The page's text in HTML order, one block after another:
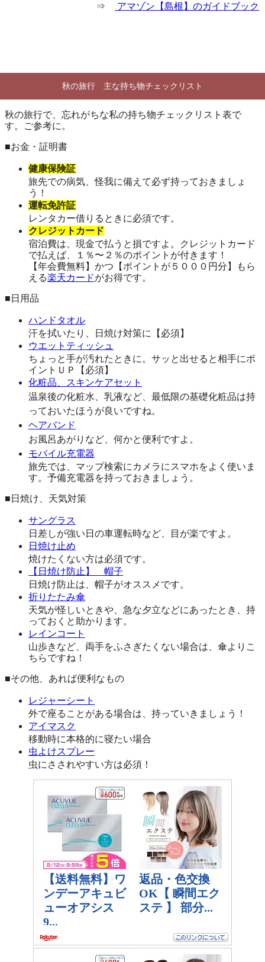
⇒ アマゾン【島根】のガイドブック
秋の旅行 主な持ち物チェックリスト
秋の旅行で、忘れがちな私の持ち物チェックリスト表で
す。ご参考に。
■お金・証明書
健康保険証
旅先での病気、怪我に備えて必ず持っておきましょ
う！
運転免許証
レンタカー借りるときに必須です。
クレジットカード
宿泊費は、現金で払うと損ですよ。クレジットカード
で払えば、１％〜２％のポイントが付きます！
【年会費無料】かつ【ポイントが５０００円分】もら
える楽天カードがお得です。
■日用品
ハンドタオル
汗を拭いたり、日焼け対策に【必須】
ウエットティッシュ
ちょっと手が汚れたときに。サッと出せると相手にポ
イントＵＰ【必須】
化粧品、スキンケアセット
温泉後の化粧水、乳液など、最低限の基礎化粧品は持
っておいたほうが良いですね。
ヘアバンド
お風呂あがりなど、何かと便利ですよ。
モバイル充電器
旅先では、マップ検索にカメラにスマホをよく使いま
す。予備充電器を持っておきましょう。
■日焼け、天気対策
サングラス
日差しが強い日の車運転時など、目が楽ですよ。
日焼け止め
焼けたくない方は必須です。
【日焼け防止】 帽子
日焼け防止は、帽子がオススメです。
折りたたみ傘
天気が怪しいときや、急な夕立などにあったとき、持
っておくと助かります。
レインコート
山歩きなど、両手をふさぎたくない場合は、傘よりこ
ちらですね！
■その他、あれば便利なもの
レジャーシート
外で座ることがある場合は、持っていきましょう！
アイマスク
移動時に本格的に寝たい場合
虫よけスプレー
虫にさされやすい方は必須！